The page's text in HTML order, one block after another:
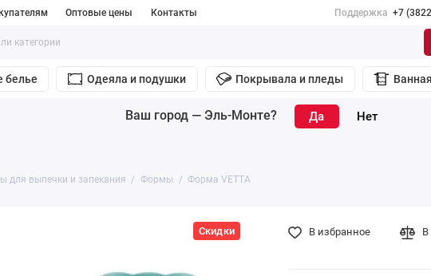
Оптовые цены Контакты Поддержка +7
белье Одеяла и подушки Покрывала и пледы Ванная
Ваш город — Эль-Монте?
для выпечки и запекания Формы Форма VETTA
Скидки В избранное В